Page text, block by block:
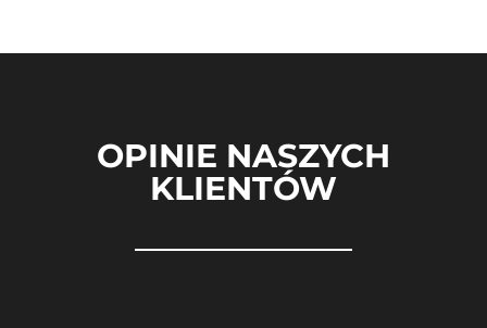
OPINIE NASZYCH
KLIENTÓW